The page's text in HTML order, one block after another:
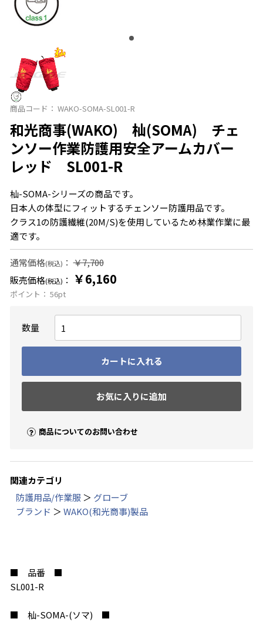
商品コード： WAKO-SOMA-SL001-R
和光商事(WAKO) 杣(SOMA) チェ
ンソー作業防護用安全アームカバー
レッド SL001-R
杣-SOMA-シリーズの商品です。
日本人の体型にフィットするチェンソー防護用品です。
クラス1の防護繊維(20M/S)を使用しているため林業作業に最
適です。
通常価格(税込) ：￥7,700
販売価格(税込) ： ￥6,160
ポイント： 56pt
数量
カートに入れる
お気に入りに追加
商品についてのお問い合わせ
関連カテゴリ
防護用品/作業服 ＞ グローブ
ブランド ＞WAKO(和光商事)製品
■ 品番 ■
SL001-R
■ 杣-SOMA-(ソマ) ■